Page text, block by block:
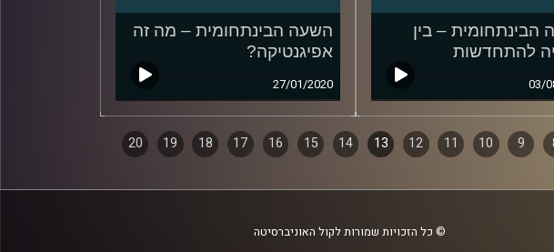
הבינתחומית – בין
להתחדשות
03/
השעה הבינתחומית – מה זה
אפיגנטיקה?
27/01/2020
9
10
11
12
13
14
15
16
17
18
19
20
© כל הזכויות שמורות לקול האוניברסיטה